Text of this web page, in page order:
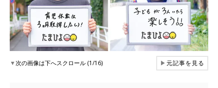
▼次の画像は下へスクロール (1/16) ▶元記事を見る